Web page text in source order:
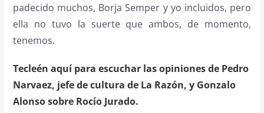
padecido muchos, Borja Semper y yo incluidos, pero
ella no tuvo la suerte que ambos, de momento,
tenemos.
Tecleén aquí para escuchar las opiniones de Pedro
Narvaez, jefe de cultura de La Razón, y Gonzalo
Alonso sobre Rocío Jurado.